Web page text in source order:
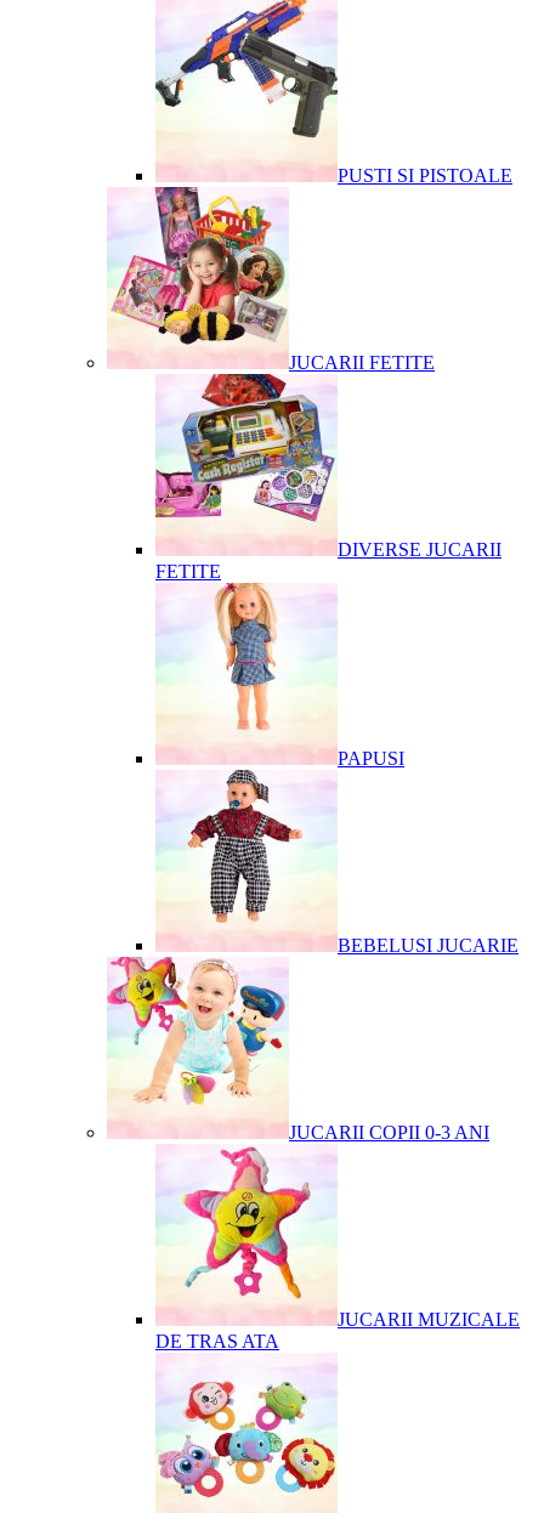
PUSTI SI PISTOALE
JUCARII FETITE
DIVERSE JUCARII
FETITE
PAPUSI
BEBELUSI JUCARIE
JUCARII COPII 0-3 ANI
JUCARII MUZICALE
DE TRAS ATA